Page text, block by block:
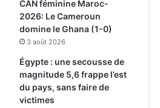
CAN féminine Maroc-
2026: Le Cameroun
domine le Ghana (1-0)
3 août 2026
Égypte : une secousse de
magnitude 5,6 frappe l’est
du pays, sans faire de
victimes